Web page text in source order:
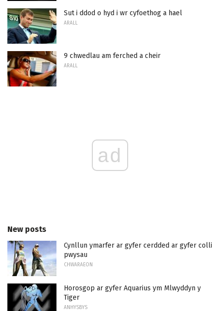
Sut i ddod o hyd i wr cyfoethog a hael
ARALL
9 chwedlau am ferched a cheir
ARALL
ad
New posts
Cynllun ymarfer ar gyfer cerdded ar gyfer colli
pwysau
CHWARAEON
Horosgop ar gyfer Aquarius ym Mlwyddyn y
Tiger
ANHYSBYS